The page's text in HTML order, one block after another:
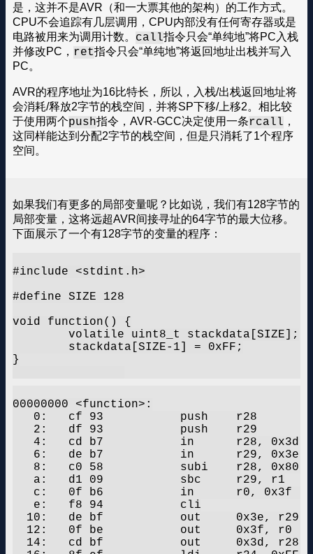
是，这并不是AVR（和一大票其他的架构）的工作方式。
CPU不会追踪有几层调用，CPU内部没有任何寄存器或是
电路被用来为调用计数。 call指令只会“单纯地”将PC入栈
并修改PC， ret指令只会“单纯地”将返回地址出栈并写入
PC。
AVR的程序地址为16比特长，所以，入栈/出栈返回地址将
会消耗/释放2字节的栈空间，并将SP下移/上移2。相比较
于使用两个push指令，AVR-GCC决定使用一条rcall ，
这同样能达到分配2字节的栈空间，但是只消耗了1个程序
空间。
如果我们有更多的局部变量呢？比如说，我们有128字节的
局部变量，这将远超AVR间接寻址的64字节的最大位移。
下面展示了一个有128字节的变量的程序：
#include <stdint.h>
#define SIZE 128
void function() {
}
00000000 <function>:
   0:	cf 93       	push	r28
   2:	df 93       	push	r29
   4:	cd b7       	in	r28, 0x3d	; 61
   6:	de b7       	in	r29, 0x3e	; 62
   8:	c0 58       	subi	r28, 0x80	; 128
   a:	d1 09       	sbc	r29, r1
   c:	0f b6       	in	r0, 0x3f	; 63
   e:	f8 94       	cli
  10:	de bf       	out	0x3e, r29	; 62
  12:	0f be       	out	0x3f, r0	; 63
  14:	cd bf       	out	0x3d, r28	; 61